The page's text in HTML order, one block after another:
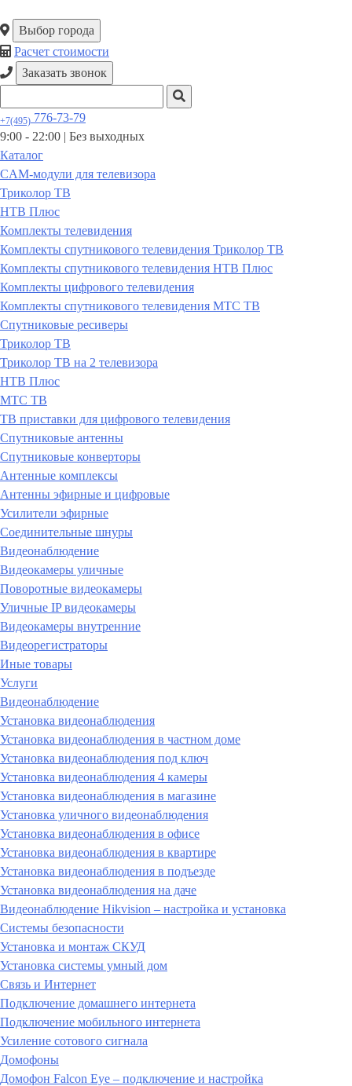
Выбор города
Расчет стоимости
Заказать звонок
+7(495) 776-73-79
9:00 - 22:00 | Без выходных
Каталог
CAM-модули для телевизора
Триколор ТВ
НТВ Плюс
Комплекты телевидения
Комплекты спутникового телевидения Триколор ТВ
Комплекты спутникового телевидения НТВ Плюс
Комплекты цифрового телевидения
Комплекты спутникового телевидения МТС ТВ
Спутниковые ресиверы
Триколор ТВ
Триколор ТВ на 2 телевизора
НТВ Плюс
МТС ТВ
ТВ приставки для цифрового телевидения
Спутниковые антенны
Спутниковые конверторы
Антенные комплексы
Антенны эфирные и цифровые
Усилители эфирные
Соединительные шнуры
Видеонаблюдение
Видеокамеры уличные
Поворотные видеокамеры
Уличные IP видеокамеры
Видеокамеры внутренние
Видеорегистраторы
Иные товары
Услуги
Видеонаблюдение
Установка видеонаблюдения
Установка видеонаблюдения в частном доме
Установка видеонаблюдения под ключ
Установка видеонаблюдения 4 камеры
Установка видеонаблюдения в магазине
Установка уличного видеонаблюдения
Установка видеонаблюдения в офисе
Установка видеонаблюдения в квартире
Установка видеонаблюдения в подъезде
Установка видеонаблюдения на даче
Видеонаблюдение Hikvision – настройка и установка
Системы безопасности
Установка и монтаж СКУД
Установка системы умный дом
Связь и Интернет
Подключение домашнего интернета
Подключение мобильного интернета
Усиление сотового сигнала
Домофоны
Домофон Falcon Eye – подключение и настройка